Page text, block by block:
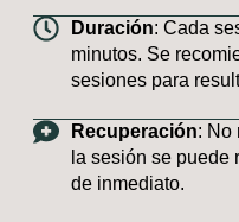
Duración: Cada
minutos. Se
sesiones para
Recuperación: No
la sesión se puede
de inmediato.